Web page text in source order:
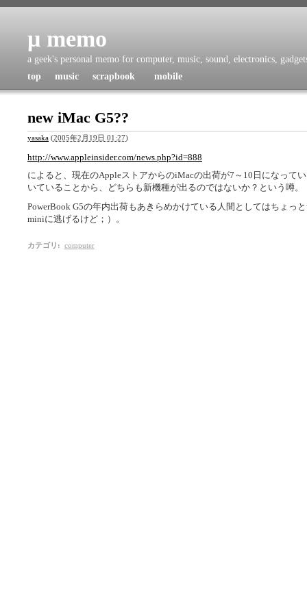
μ memo
a geek's personal memo for computer, music, sound, electronics,
top
music scrapbook mobile
new iMac G5??
yasaka (2005年2月19日 01:27)
http://www.appleinsider.com/news.php?id=888
によると、現在のAppleストアからのiMacの出荷が7～10日になって
いていることから、どちらも新機種が出るのではないか？という噂。
PowerBook G5の年内出荷もあきらめかけている人間としてはちょっ
miniに逃げるけど；）。
カテゴリ : computer